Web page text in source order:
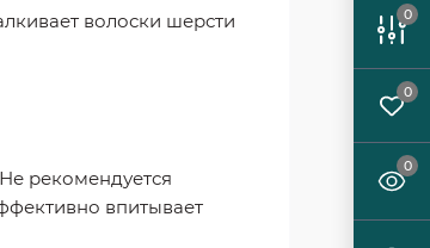
0
0
0
волоски шерсти
рекомендуется
впитывает